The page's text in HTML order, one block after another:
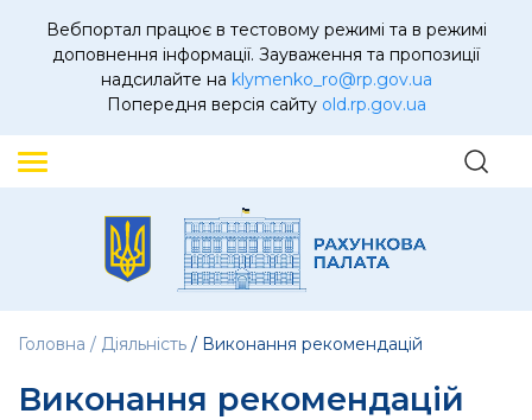
Вебпортал працює в тестовому режимі та в режимі
доповнення інформації. Зауваження та пропозиції
надсилайте на klymenko_ro@rp.gov.ua
Попередня версія сайту old.rp.gov.ua
Головна Діяльність Виконання рекомендацій
Виконання рекомендацій